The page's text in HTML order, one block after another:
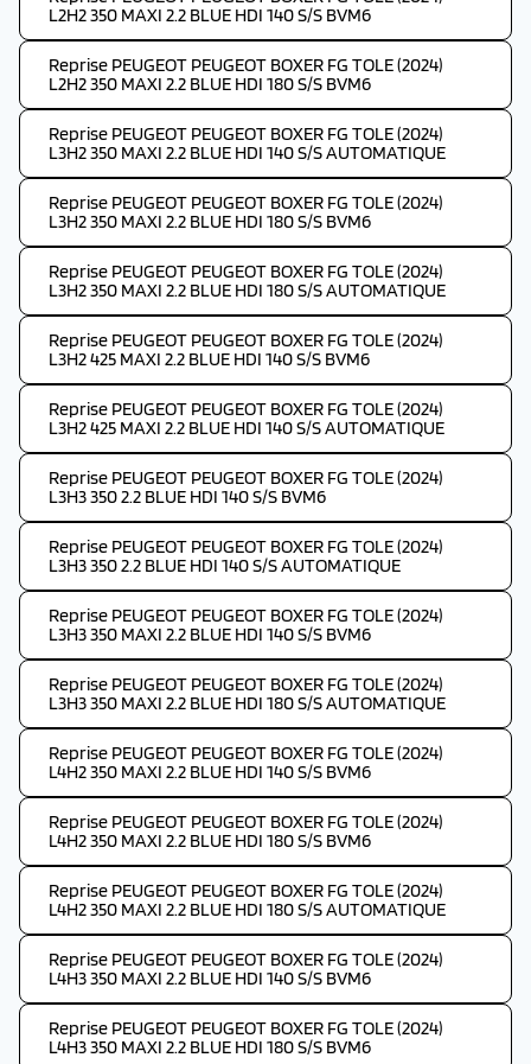
L2H2 350 MAXI 2.2 BLUE HDI 140 S/S BVM6
Reprise PEUGEOT PEUGEOT BOXER FG TOLE (2024)
L2H2 350 MAXI 2.2 BLUE HDI 180 S/S BVM6
Reprise PEUGEOT PEUGEOT BOXER FG TOLE (2024)
L3H2 350 MAXI 2.2 BLUE HDI 140 S/S AUTOMATIQUE
Reprise PEUGEOT PEUGEOT BOXER FG TOLE (2024)
L3H2 350 MAXI 2.2 BLUE HDI 180 S/S BVM6
Reprise PEUGEOT PEUGEOT BOXER FG TOLE (2024)
L3H2 350 MAXI 2.2 BLUE HDI 180 S/S AUTOMATIQUE
Reprise PEUGEOT PEUGEOT BOXER FG TOLE (2024)
L3H2 425 MAXI 2.2 BLUE HDI 140 S/S BVM6
Reprise PEUGEOT PEUGEOT BOXER FG TOLE (2024)
L3H2 425 MAXI 2.2 BLUE HDI 140 S/S AUTOMATIQUE
Reprise PEUGEOT PEUGEOT BOXER FG TOLE (2024)
L3H3 350 2.2 BLUE HDI 140 S/S BVM6
Reprise PEUGEOT PEUGEOT BOXER FG TOLE (2024)
L3H3 350 2.2 BLUE HDI 140 S/S AUTOMATIQUE
Reprise PEUGEOT PEUGEOT BOXER FG TOLE (2024)
L3H3 350 MAXI 2.2 BLUE HDI 140 S/S BVM6
Reprise PEUGEOT PEUGEOT BOXER FG TOLE (2024)
L3H3 350 MAXI 2.2 BLUE HDI 180 S/S AUTOMATIQUE
Reprise PEUGEOT PEUGEOT BOXER FG TOLE (2024)
L4H2 350 MAXI 2.2 BLUE HDI 140 S/S BVM6
Reprise PEUGEOT PEUGEOT BOXER FG TOLE (2024)
L4H2 350 MAXI 2.2 BLUE HDI 180 S/S BVM6
Reprise PEUGEOT PEUGEOT BOXER FG TOLE (2024)
L4H2 350 MAXI 2.2 BLUE HDI 180 S/S AUTOMATIQUE
Reprise PEUGEOT PEUGEOT BOXER FG TOLE (2024)
L4H3 350 MAXI 2.2 BLUE HDI 140 S/S BVM6
Reprise PEUGEOT PEUGEOT BOXER FG TOLE (2024)
L4H3 350 MAXI 2.2 BLUE HDI 180 S/S BVM6